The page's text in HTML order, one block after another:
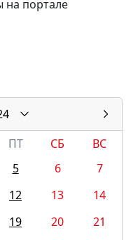
на портале
ПТ СБ
ВС
5 6
7
12 13
14
19 20
21